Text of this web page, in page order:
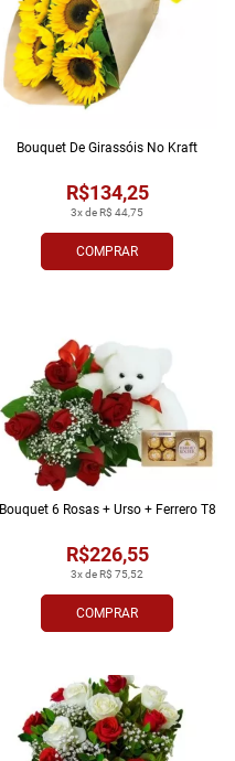
COMPRAR
3x de R$ 44,75
R$134,25
Bouquet De Girassóis No Kraft
COMPRAR
3x de R$ 75,52
R$226,55
Bouquet 6 Rosas + Urso + Ferrero T8